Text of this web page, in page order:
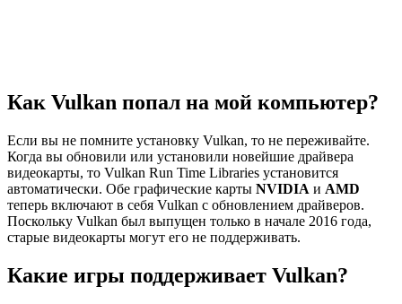
Как Vulkan попал на мой компьютер?
Если вы не помните установку Vulkan, то не переживайте.
Когда вы обновили или установили новейшие драйвера
видеокарты, то Vulkan Run Time Libraries установится
автоматически. Обе графические карты NVIDIA и AMD
теперь включают в себя Vulkan с обновлением драйверов.
Поскольку Vulkan был выпущен только в начале 2016 года,
старые видеокарты могут его не поддерживать.
Какие игры поддерживает Vulkan?